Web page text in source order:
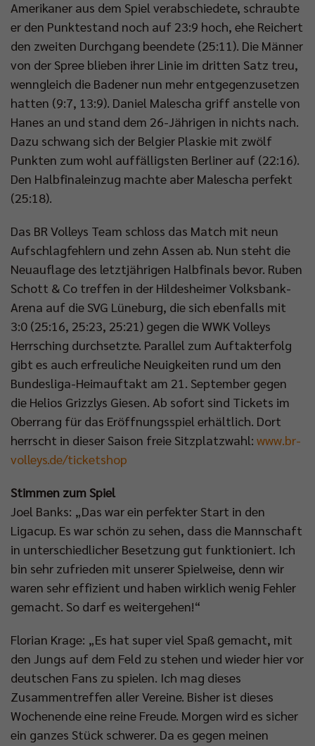
Amerikaner aus dem Spiel verabschiedete, schraubte
er den Punktestand noch auf 23:9 hoch, ehe Reichert
den zweiten Durchgang beendete (25:11). Die Männer
von der Spree blieben ihrer Linie im dritten Satz treu,
wenngleich die Badener nun mehr entgegenzusetzen
hatten (9:7, 13:9). Daniel Malescha griff anstelle von
Hanes an und stand dem 26-Jährigen in nichts nach.
Dazu schwang sich der Belgier Plaskie mit zwölf
Punkten zum wohl auffälligsten Berliner auf (22:16).
Den Halbfinaleinzug machte aber Malescha perfekt
(25:18).
Das BR Volleys Team schloss das Match mit neun
Aufschlagfehlern und zehn Assen ab. Nun steht die
Neuauflage des letztjährigen Halbfinals bevor. Ruben
Schott & Co treffen in der Hildesheimer Volksbank-
Arena auf die SVG Lüneburg, die sich ebenfalls mit
3:0 (25:16, 25:23, 25:21) gegen die WWK Volleys
Herrsching durchsetzte. Parallel zum Auftakterfolg
gibt es auch erfreuliche Neuigkeiten rund um den
Bundesliga-Heimauftakt am 21. September gegen
die Helios Grizzlys Giesen. Ab sofort sind Tickets im
Oberrang für das Eröffnungsspiel erhältlich. Dort
herrscht in dieser Saison freie Sitzplatzwahl: www.br-
volleys.de/ticketshop
Stimmen zum Spiel
Joel Banks: „Das war ein perfekter Start in den
Ligacup. Es war schön zu sehen, dass die Mannschaft
in unterschiedlicher Besetzung gut funktioniert. Ich
bin sehr zufrieden mit unserer Spielweise, denn wir
waren sehr effizient und haben wirklich wenig Fehler
gemacht. So darf es weitergehen!“
Florian Krage: „Es hat super viel Spaß gemacht, mit
den Jungs auf dem Feld zu stehen und wieder hier vor
deutschen Fans zu spielen. Ich mag dieses
Zusammentreffen aller Vereine. Bisher ist dieses
Wochenende eine reine Freude. Morgen wird es sicher
ein ganzes Stück schwerer. Da es gegen meinen